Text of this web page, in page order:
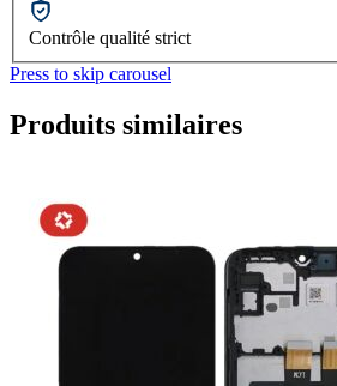
Contrôle qualité strict
Press to skip carousel
Produits similaires